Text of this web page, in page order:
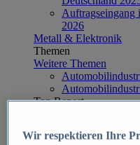
Auftragseingang
2026
Metall & Elektronik
Themen
Weitere Themen
Top Report
Wir respektieren Ihre